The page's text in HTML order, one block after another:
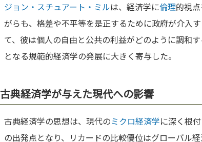
ジョン・スチュアート・ミルは、経済学に倫理的視
がらも、格差や不平等を是正するために政府が介入
て、彼は個人の自由と公共の利益がどのように調和
となる規範的経済学の発展に大きく寄与した。
古典経済学が与えた現代への影響
古典経済学の思想は、現代のミクロ経済学に深く根
の出発点となり、リカードの比較優位はグローバル